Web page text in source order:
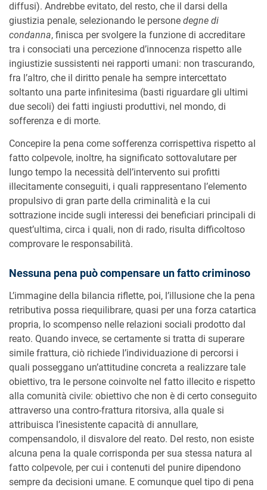
diffusi). Andrebbe evitato, del resto, che il darsi della
giustizia penale, selezionando le persone degne di
condanna, finisca per svolgere la funzione di accreditare
tra i consociati una percezione d’innocenza rispetto alle
ingiustizie sussistenti nei rapporti umani: non trascurando,
fra l’altro, che il diritto penale ha sempre intercettato
soltanto una parte infinitesima (basti riguardare gli ultimi
due secoli) dei fatti ingiusti produttivi, nel mondo, di
sofferenza e di morte.
Concepire la pena come sofferenza corrispettiva rispetto al
fatto colpevole, inoltre, ha significato sottovalutare per
lungo tempo la necessità dell’intervento sui profitti
illecitamente conseguiti, i quali rappresentano l’elemento
propulsivo di gran parte della criminalità e la cui
sottrazione incide sugli interessi dei beneficiari principali di
quest’ultima, circa i quali, non di rado, risulta difficoltoso
comprovare le responsabilità.
Nessuna pena può compensare un fatto criminoso
L’immagine della bilancia riflette, poi, l’illusione che la pena
retributiva possa riequilibrare, quasi per una forza catartica
propria, lo scompenso nelle relazioni sociali prodotto dal
reato. Quando invece, se certamente si tratta di superare
simile frattura, ciò richiede l’individuazione di percorsi i
quali posseggano un’attitudine concreta a realizzare tale
obiettivo, tra le persone coinvolte nel fatto illecito e rispetto
alla comunità civile: obiettivo che non è di certo conseguito
attraverso una contro-frattura ritorsiva, alla quale si
attribuisca l’inesistente capacità di annullare,
compensandolo, il disvalore del reato. Del resto, non esiste
alcuna pena la quale corrisponda per sua stessa natura al
fatto colpevole, per cui i contenuti del punire dipendono
sempre da decisioni umane. E comunque quel tipo di pena